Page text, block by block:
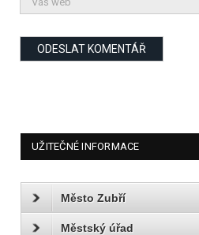
UŽITEČNÉ INFORMACE
Město Zubří
Městský úřad